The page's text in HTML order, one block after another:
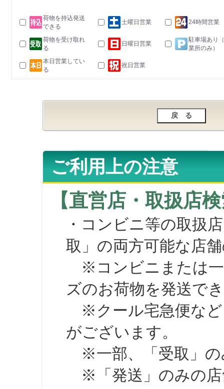
荷物を持込発送
できる
土曜日営業 24時間営業
荷物を受け取れ
る
日曜日営業
駐車場あり
業所のみ）
本日営業してい
る
祝日営業
ご利用上の注意
【直営店・取扱店
・コンビニ等の取扱
取」の両方可能な店
※コンビニまたは一
ズのお荷物を発送で
※クール宅急便など
がございます。
※一部、「受取」の
※「発送」のみの店